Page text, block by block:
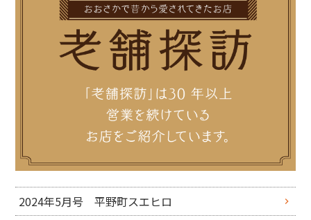
2024年5月号 平野町スエヒロ